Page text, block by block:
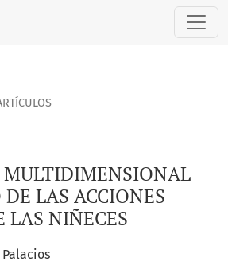
DEL ESTUDIO DE LAS
LAS ACCIONES
LAS NIÑECES